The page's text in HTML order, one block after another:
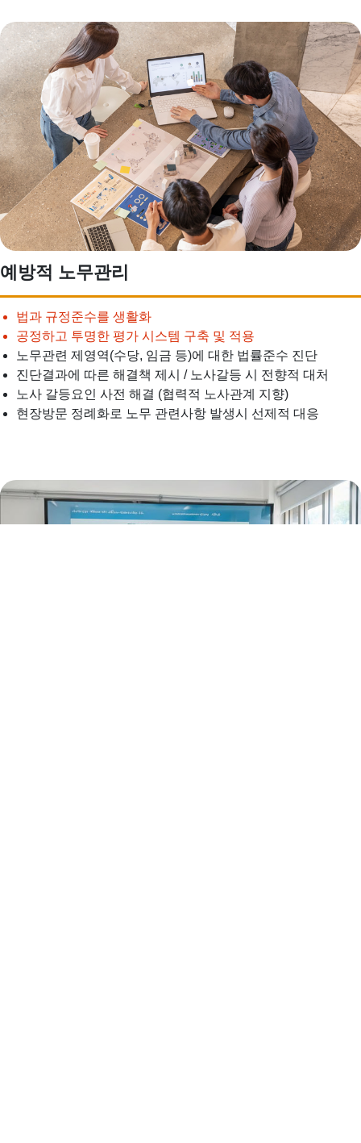
예방적 노무관리
법과 규정준수를 생활화
공정하고 투명한 평가 시스템 구축 및 적용
노무관련 제영역(수당, 임금 등)에 대한 법률준수 진단
진단결과에 따른 해결책 제시 / 노사갈등 시 전향적 대처
노사 갈등요인 사전 해결 (협력적 노사관계 지향)
현장방문 정례화로 노무 관련사항 발생시 선제적 대응